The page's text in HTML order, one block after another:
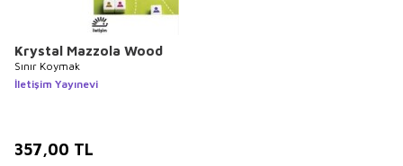
Krystal Mazzola Wood
Sınır Koymak
İletişim Yayınevi
357,00 TL